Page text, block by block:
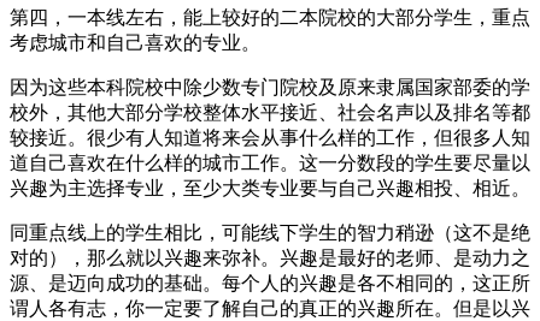
第四，一本线左右，能上较好的二本院校的大部分学生，重点
考虑城市和自己喜欢的专业。
因为这些本科院校中除少数专门院校及原来隶属国家部委的学
校外，其他大部分学校整体水平接近、社会名声以及排名等都
较接近。很少有人知道将来会从事什么样的工作，但很多人知
道自己喜欢在什么样的城市工作。这一分数段的学生要尽量以
兴趣为主选择专业，至少大类专业要与自己兴趣相投、相近。
同重点线上的学生相比，可能线下学生的智力稍逊（这不是绝
对的），那么就以兴趣来弥补。兴趣是最好的老师、是动力之
源、是迈向成功的基础。每个人的兴趣是各不相同的，这正所
谓人各有志，你一定要了解自己的真正的兴趣所在。但是以兴